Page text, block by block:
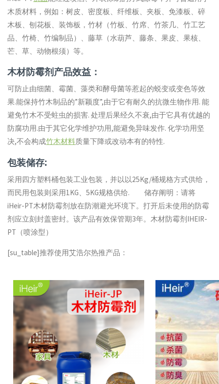
木质材料，例如：树皮、密度板、纤维板、夹板、免漆板、碎
木板、刨花板、装饰板，竹材（竹板、竹席、竹茶几、竹工艺
品、竹椅、竹编制品）、藤草（水葫芦、藤条、果皮、果核、
芒、草、动物根须）等。
木材防霉剂产品效益：
可防止由细菌、霉菌、藻类和酵母菌等惹起的蜕变或变色等效
果.能保持竹木制品的”新颖度”,由于它有耐久的抗微生物作用. 能
避免竹木不受蛀虫的损害. 处理后果经久不衰,由于它具有优越的
防腐功用.由于其它化学维护功用,能避免异味发作. 化学功用坚
决,不会构成竹木材料质量下降或改动本有的特性.
包装储存:
采用四方塑料桶包装工业包装，并以以25Kg/桶规格方式供给，
而民用包装则采用1KG、5KG规格供给. 储存阐明：请将
iHeir-PT木材防霉剂放在防潮避光环境下。打开后未使用的防霉
剂应立刻封盖密封。该产品有效保管期3年。木材防霉剂IHEIR-
PT（喷涂型）
[su_table]推荐使用艾浩尔热推产品：